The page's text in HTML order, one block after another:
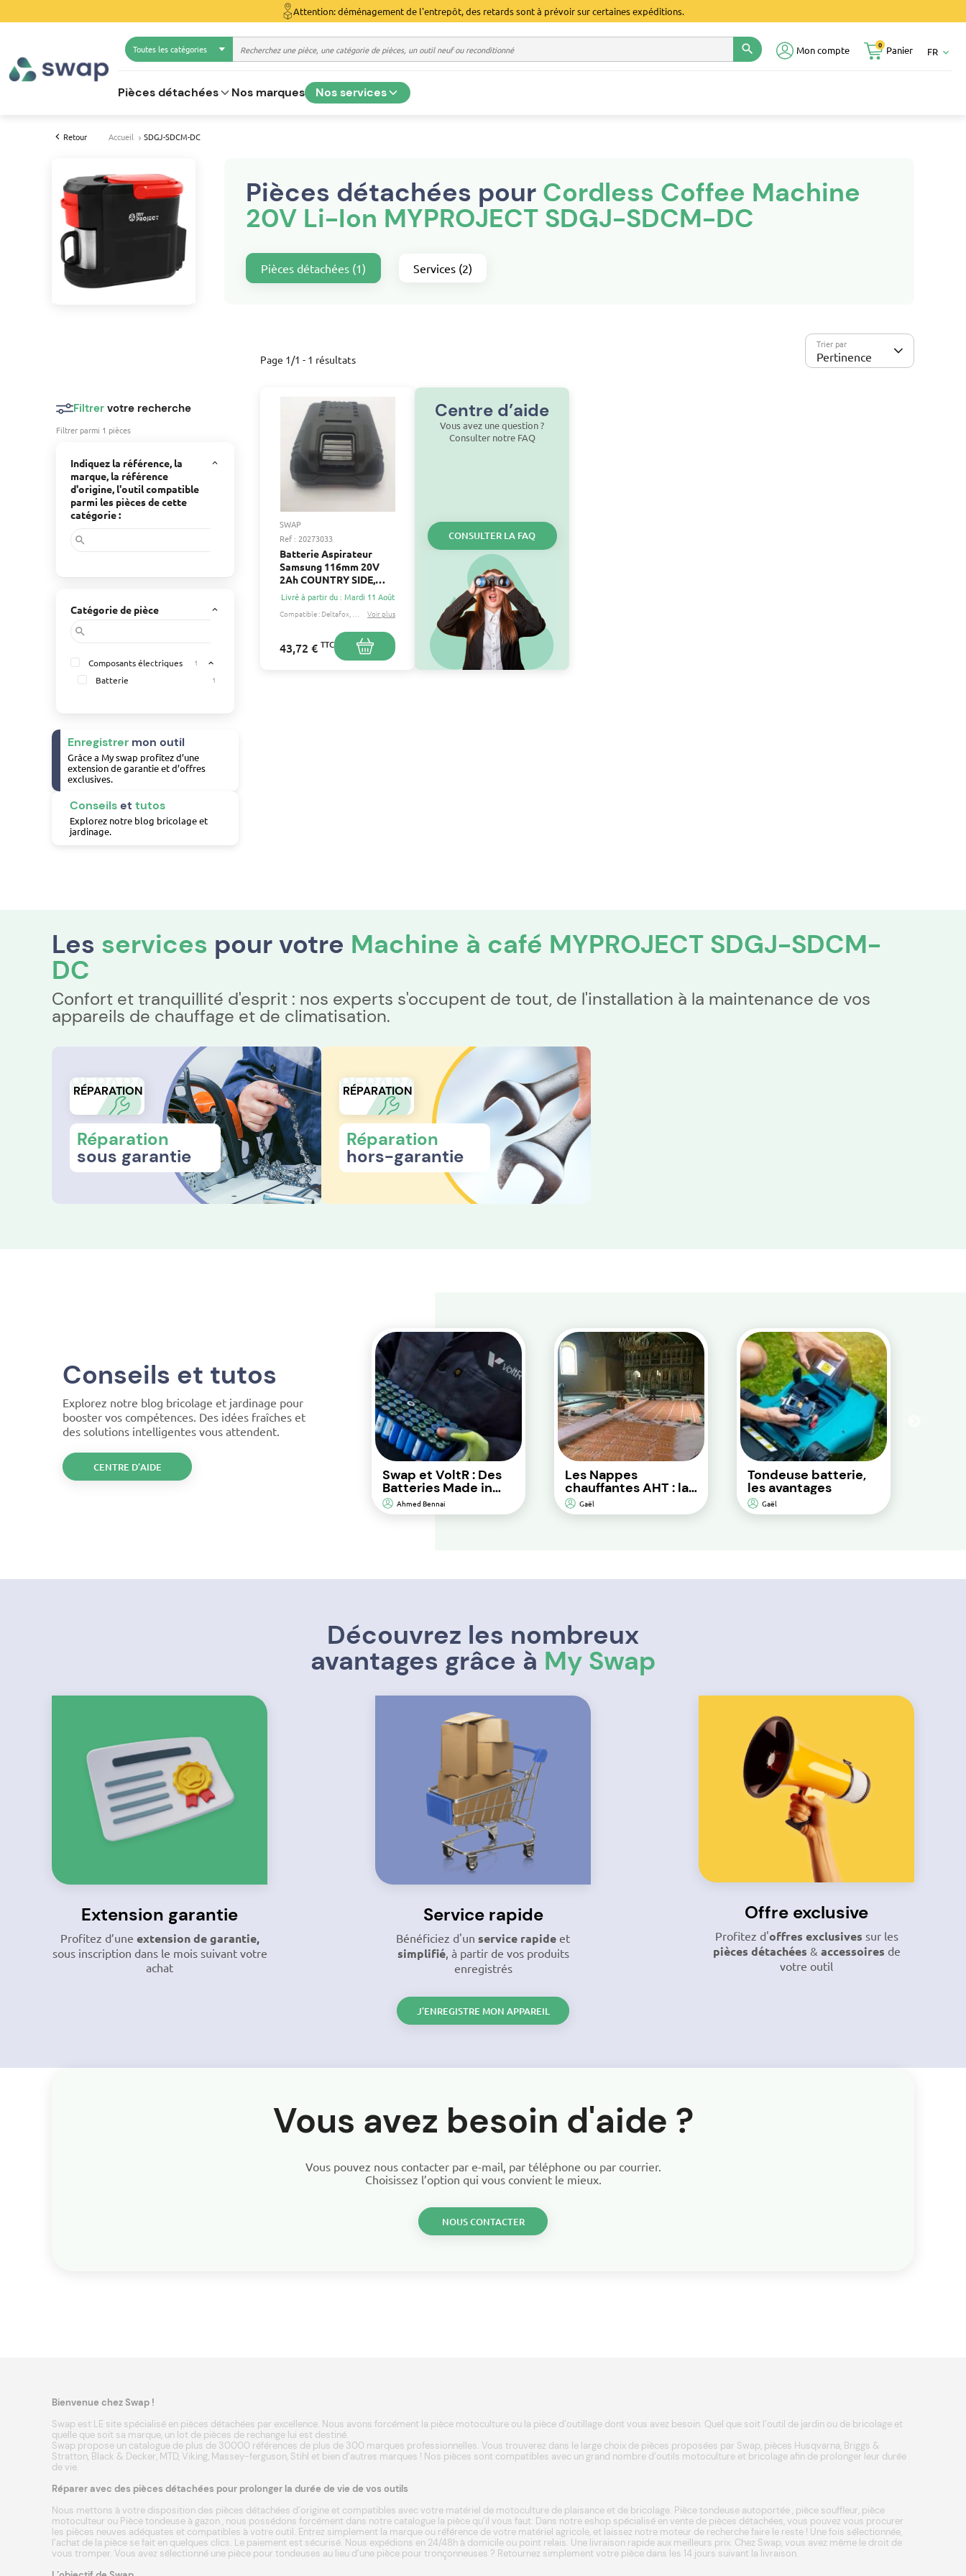
Attention: déménagement de l'entrepôt, des retards sont à prévoir sur certaines expéditions.
Toutes les catégories search Mon compte Panier
0
FR keyboard_arrow_down
Pièces détachées Nos marques Nos services
Retour Accueil SDGJ-SDCM-DC
Pièces détachées pour Cordless Coffee Machine
20V Li-Ion MYPROJECT SDGJ-SDCM-DC
Pièces détachées (1) Services (2)
Page 1/1 - 1 résultats
Trier par
Pertinence
Filtrer votre recherche
Filtrer parmi 1 pièces
Indiquez la référence, la
marque, la référence
d'origine, l'outil compatible
parmi les pièces de cette
catégorie :
keyboard_arrow_up
search
Catégorie de pièce keyboard_arrow_up
search
Composants électriques 1 expand_less
Batterie 1
Enregistrer mon outil
Grâce a My swap profitez d’une
extension de garantie et d’offres
exclusives.
Conseilset tutos
Explorez notre blog bricolage et
jardinage.
SWAP
Ref : 20273033
Batterie Aspirateur
Samsung 116mm 20V
2Ah COUNTRY SIDE,
DELTAFOX, MYPROJECT
Livré à partir du : Mardi 11 Août
Compatible : Deltafox Myproject...
Voir plus
43,72 € TTC
Centre d’aide
Vous avez une question ?
Consulter notre FAQ
CONSULTER LA FAQ
Les services pour votre Machine à café MYPROJECT SDGJ-SDCM-
DC
Confort et tranquillité d'esprit : nos experts s'occupent de tout, de l'installation à la maintenance de vos
appareils de chauffage et de climatisation.
RÉPARATION
RÉPARATION
Réparation
sous garantie
RÉPARATION
RÉPARATION
Réparation
hors-garantie
Conseils et tutos
Explorez notre blog bricolage et jardinage pour
booster vos compétences. Des idées fraîches et
des solutions intelligentes vous attendent.
CENTRE D’AIDE Swap et VoltR : Des
Batteries Made in
France pour une
Performance
Ahmed Bennai
Les Nappes
chauffantes AHT : la
solution de
chauffage au sol
Gaël
Tondeuse batterie,
les avantages
Gaël
Découvrez les nombreux
avantages grâce à My Swap
Extension garantie
Profitez d’une extension de garantie,
sous inscription dans le mois suivant votre
achat
Service rapide
Bénéficiez d'un service rapide et
simplifié, à partir de vos produits
enregistrés
Offre exclusive
Profitez d'offres exclusives sur les
pièces détachées & accessoires de
votre outil
J’ENREGISTRE MON APPAREIL
Vous avez besoin d'aide ?
Vous pouvez nous contacter par e-mail, par téléphone ou par courrier.
Choisissez l’option qui vous convient le mieux.
NOUS CONTACTER
Bienvenue chez Swap !
Swap est LE site spécialisé en pièces détachées par excellence. Nous avons forcément la pièce motoculture ou la pièce d’outillage dont vous avez besoin. Quel que soit l’outil de jardin ou de bricolage et
quelle que soit sa marque, un lot de pièces de rechange lui est destiné.
Swap propose un catalogue de plus de 30000 références de plus de 300 marques professionnelles. Vous trouverez dans le large choix de pièces proposées par Swap, pièces Husqvarna, Briggs &
Stratton, Black & Decker, MTD,Viking, Massey-ferguson, Stihl et bien d’autres marques ! Nos pièces sont compatibles avec un grand nombre d’outils motoculture et bricolage afin de prolonger leur durée
de vie.
Réparer avec des pièces détachées pour prolonger la durée de vie de vos outils
Nous mettons à votre disposition des pièces détachées d’origine et compatibles avec votre matériel de motoculture de plaisance et de bricolage. Pièce tondeuse autoportée , pièce souffleur, pièce
motoculteur ou Pièce tondeuse à gazon , nous possédons forcément dans notre catalogue la pièce qu’il vous faut. Dans notre eshop spécialisé en vente de pièces détachées, vous pouvez vous procurer
les pièces neuves adéquates et compatibles à votre outil. Entrez simplement la marque ou référence de votre matériel agricole, et laissez notre moteur de recherche faire le reste ! Une fois sélectionnée,
l’achat de la pièce se fait en quelques clics. Le paiement est sécurisé. Nous expédions en 24/48h à domicile ou point relais. Une livraison rapide aux meilleurs prix. Chez Swap, vous avez même le droit de
vous tromper. Vous avez sélectionné une pièce pour tondeuses au lieu d’une pièce pour tronçonneuses ? Retournez simplement votre pièce dans les 14 jours suivant la livraison.